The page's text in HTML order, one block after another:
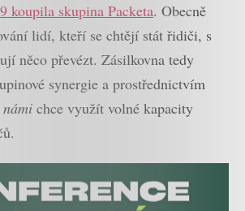
koupila skupina Packeta. Obecně
lidí, kteří se chtějí stát řidiči, s
něco převézt. Zásilkovna tedy
synergie a prostřednictvím
chce využít volné kapacity